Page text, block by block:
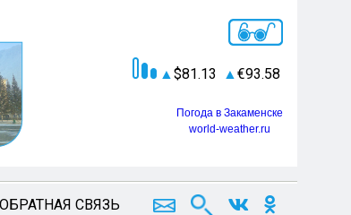
81.13 93.58
Погода в Закаменске
world-weather.ru
ОБРАТНАЯ СВЯЗЬ